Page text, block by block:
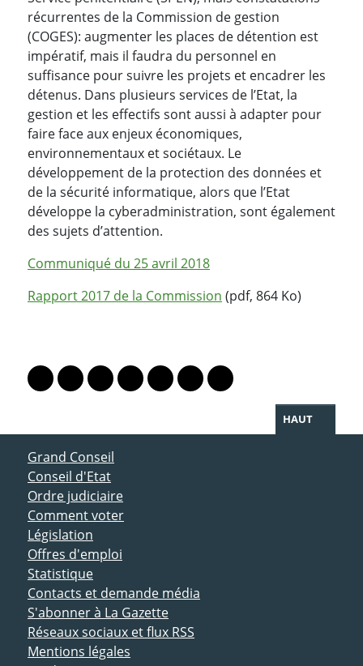
récurrentes de la Commission de gestion
(COGES): augmenter les places de détention est
impératif, mais il faudra du personnel en
suffisance pour suivre les projets et encadrer les
détenus. Dans plusieurs services de l’Etat, la
gestion et les effectifs sont aussi à adapter pour
faire face aux enjeux économiques,
environnementaux et sociétaux. Le
développement de la protection des données et
de la sécurité informatique, alors que l’Etat
développe la cyberadministration, sont également
des sujets d’attention.
Communiqué du 25 avril 2018
Rapport 2017 de la Commission (pdf, 864 Ko)
Lien vers le profil Mastodon
Lien vers le profil Bluesky
Lien vers le profil Instagram
Lien vers le profil Linkedin
Lien vers le profil Facebook
Lien vers le profil Twitter
Partager par WhatsApp
HAUT
ACCÈS DIRECT
Grand Conseil
Conseil d'Etat
Ordre judiciaire
Comment voter
Législation
Offres d'emploi
Statistique
Contacts et demande média
S'abonner à La Gazette
Réseaux sociaux et flux RSS
Mentions légales